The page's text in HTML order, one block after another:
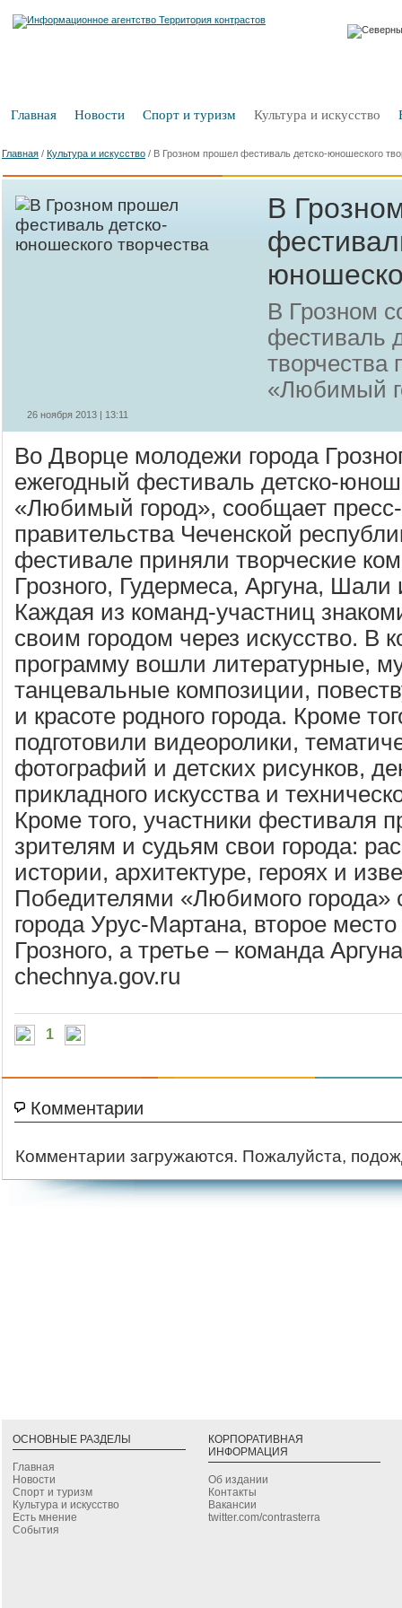
Главная Новости Спорт и туризм Культура и искусство
Главная / Культура и искусство / В Грозном прошел фестиваль детско-юношеского
В
В Грозном
фестиваль
творчества
«Любимый
26 ноября 2013 | 13:11
Во Дворце молодежи города
ежегодный фестиваль детско-
«Любимый город», сообщает
правительства Чеченской
фестивале приняли творческие
Грозного, Гудермеса, Аргуна,
Каждая из команд-участниц
своим городом через искусство. В
программу вошли литературные,
танцевальные композиции,
и красоте родного города. Кроме
подготовили видеоролики,
фотографий и детских рисунков,
прикладного искусства и
Кроме того, участники фестиваля
зрителям и судьям свои города:
истории, архитектуре, героях и
Победителями «Любимого города»
города Урус-Мартана, второе
Грозного, а третье – команда
chechnya.gov.ru
1
Комментарии
Комментарии загружаются. Пожалуйста,
ОСНОВНЫЕ РАЗДЕЛЫ
Главная
Новости
Спорт и туризм
Культура и искусство
Есть мнение
События
КОРПОРАТИВНАЯ
ИНФОРМАЦИЯ
Об издании
Контакты
Вакансии
twitter.com/contrasterra